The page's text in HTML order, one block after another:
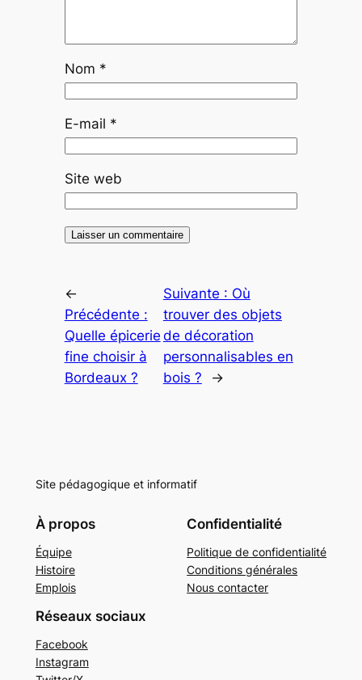
Nom *
E-mail *
Site web
←
Précédente :
Quelle épicerie
fine choisir à
Bordeaux ?
Suivante : Où
trouver des objets
de décoration
personnalisables en
bois ?
→
Site pédagogique et informatif
À propos
Équipe
Histoire
Emplois
Confidentialité
Politique de confidentialité
Conditions générales
Nous contacter
Réseaux sociaux
Facebook
Instagram